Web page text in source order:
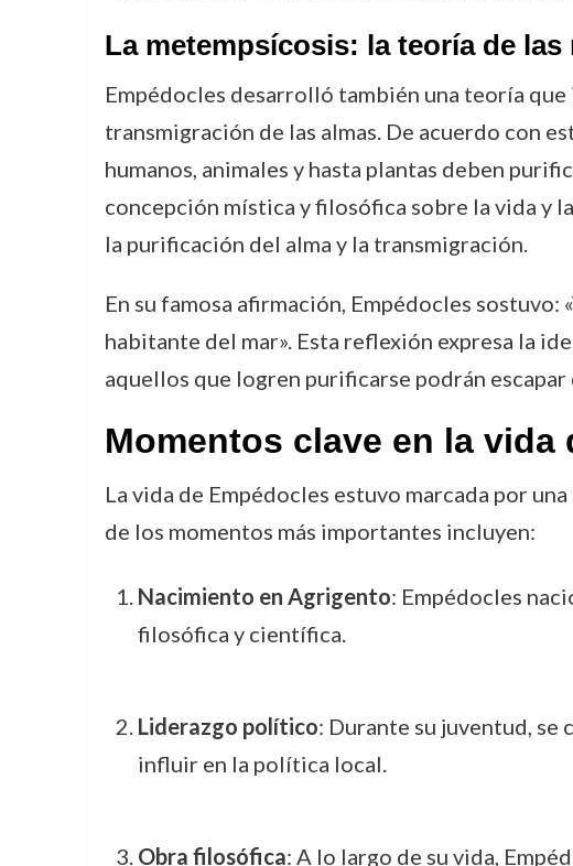
La metempsícosis: la teoría de las
Empédocles desarrolló también una teoría
transmigración de las almas. De acuerdo con
humanos, animales y hasta plantas deben
concepción mística y filosófica sobre la vida y
la purificación del alma y la transmigración.
En su famosa afirmación, Empédocles sostuvo:
habitante del mar». Esta reflexión expresa la
aquellos que logren purificarse podrán
Momentos clave en la vida
La vida de Empédocles estuvo marcada por
de los momentos más importantes incluyen:
Nacimiento en Agrigento: Empédocles
filosófica y científica.
Liderazgo político: Durante su juventud,
influir en la política local.
Obra filosófica: A lo largo de su vida,